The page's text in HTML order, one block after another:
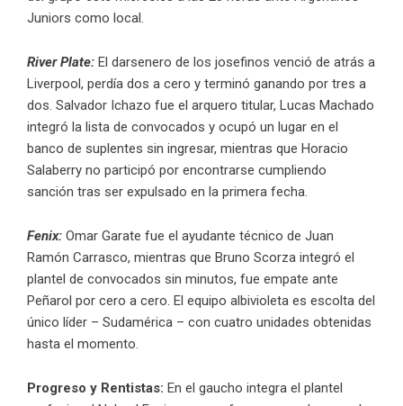
Juniors como local.
River Plate: El darsenero de los josefinos venció de atrás a
Liverpool, perdía dos a cero y terminó ganando por tres a
dos. Salvador Ichazo fue el arquero titular, Lucas Machado
integró la lista de convocados y ocupó un lugar en el
banco de suplentes sin ingresar, mientras que Horacio
Salaberry no participó por encontrarse cumpliendo
sanción tras ser expulsado en la primera fecha.
Fenix: Omar Garate fue el ayudante técnico de Juan
Ramón Carrasco, mientras que Bruno Scorza integró el
plantel de convocados sin minutos, fue empate ante
Peñarol por cero a cero. El equipo albivioleta es escolta del
único líder – Sudamérica – con cuatro unidades obtenidas
hasta el momento.
Progreso y Rentistas: En el gaucho integra el plantel